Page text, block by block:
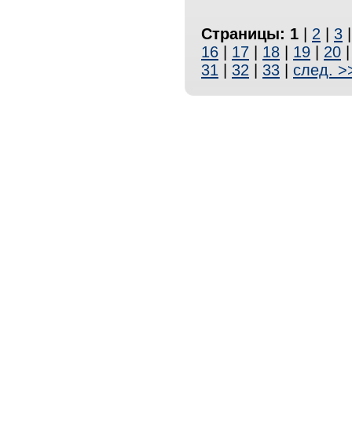
Страницы: 1 2 3
16
17 18 19 20
31
32 33 след.